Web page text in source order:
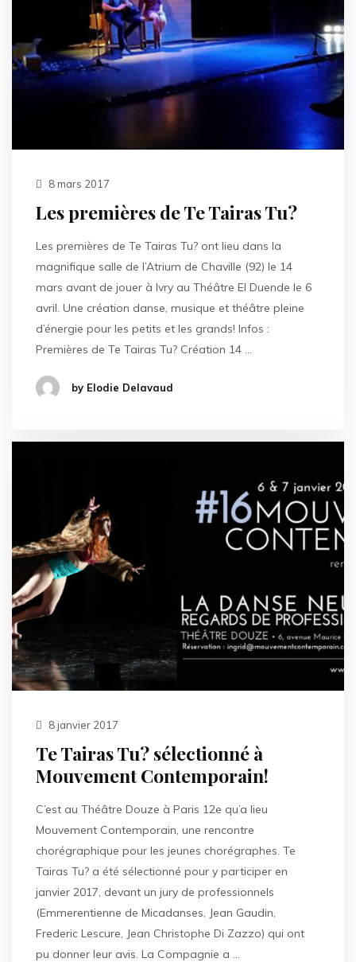
8 mars 2017
Les premières de Te Tairas Tu?
Les premières de Te Tairas Tu? ont lieu dans la
magnifique salle de l’Atrium de Chaville (92) le 14
mars avant de jouer à Ivry au Théâtre El Duende le 6
avril. Une création danse, musique et théâtre pleine
d’énergie pour les petits et les grands! Infos :
Premières de Te Tairas Tu? Création 14 …
by Elodie Delavaud
8 janvier 2017
Te Tairas Tu? sélectionné à
Mouvement Contemporain!
C’est au Théâtre Douze à Paris 12e qu’a lieu
Mouvement Contemporain, une rencontre
chorégraphique pour les jeunes chorégraphes. Te
Tairas Tu? a été sélectionné pour y participer en
janvier 2017, devant un jury de professionnels
(Emmerentienne de Micadanses, Jean Gaudin,
Frederic Lescure, Jean Christophe Di Zazzo) qui ont
pu donner leur avis. La Compagnie a …